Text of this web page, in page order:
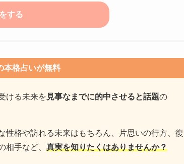
本格占いが無料
ける未来を 見事なまでに的中させると話題の
性格や訪れる未来はもちろん、片思いの行方、復
相手など、真実を知りたくはありませんか？